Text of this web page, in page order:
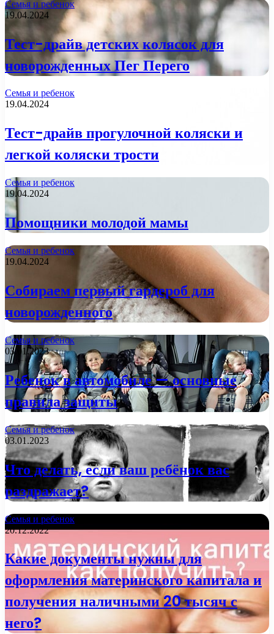
Семья и ребенок
19.04.2024
Тест-драйв детских колясок для
новорожденных Пег Перего
Семья и ребенок
19.04.2024
Тест-драйв прогулочной коляски и
легкой коляски трости
Семья и ребенок
19.04.2024
Помощники молодой мамы
Семья и ребенок
19.04.2024
Собираем первый гардероб для
новорожденного
Семья и ребенок
03.01.2023
Ребенок в автомобиле — основные
правила защиты
Семья и ребенок
03.01.2023
Что делать, если ваш ребёнок вас
раздражает?
Семья и ребенок
20.12.2022
Какие документы нужны для
оформления материнского капитала и
получения наличными 20 тысяч с
него?